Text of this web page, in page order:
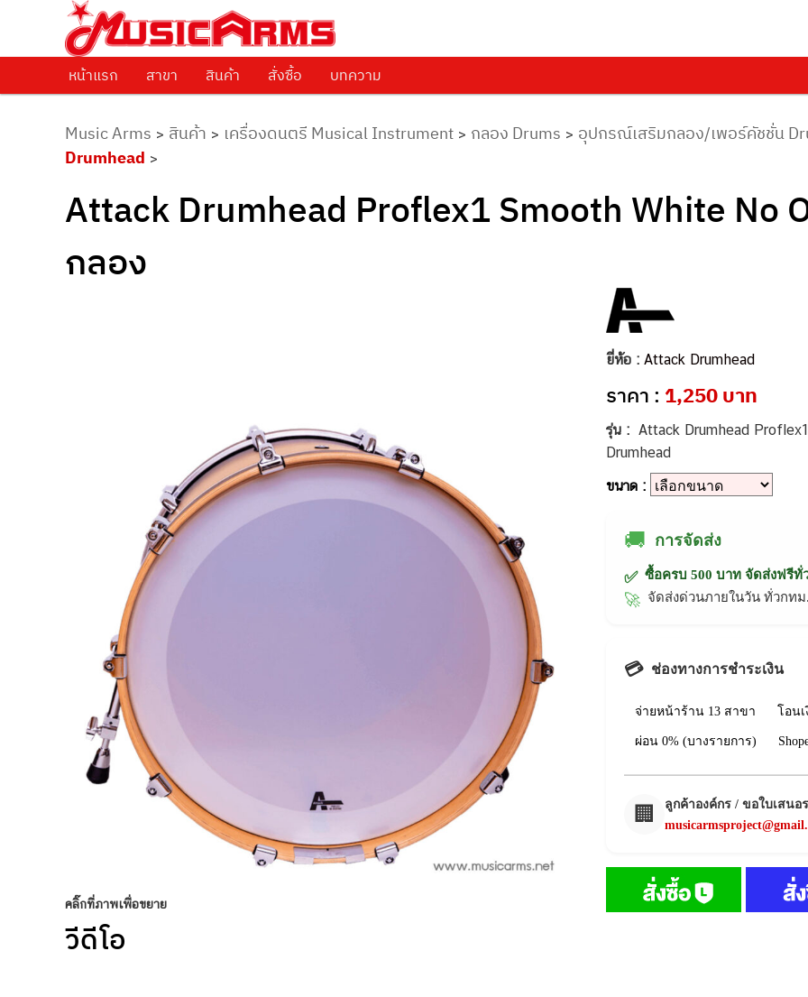
Music Arms
ศูนย์รวมครื่องดนตรีทุกชนิด ตั้งแต่เริ่มต้นถึงมืออาชีพ
Skip to primary content
หน้าแรก สาขา สินค้า สั่งซื้อ บทความ
Music Arms > สินค้า > เครื่องดนตรี Musical Instrument > กลอง Drums > อุปกรณ์เสริมกลอง/เพอร์คัชชั่น
Drumhead >
Attack Drumhead Proflex1 Smooth White No
กลอง
คลิ๊กที่ภาพเพื่อขยาย
ยี่ห้อ : Attack Drumhead
ราคา : 1,250 บาท
รุ่น : Attack Drumhead
Drumhead
ขนาด :
🚚 การจัดส่ง
✅ ซื้อครบ 500 บาท จัดส่งฟรีทั่
🚀 จัดส่งด่วนภายในวัน ทั่วกท
💳 ช่องทางการชำระเงิน
จ่ายหน้าร้าน 13 สาขา โอน
ผ่อน 0% (บางรายการ)
🏢
ลูกค้าองค์กร / ขอใบเสนอ
วีดีโอ